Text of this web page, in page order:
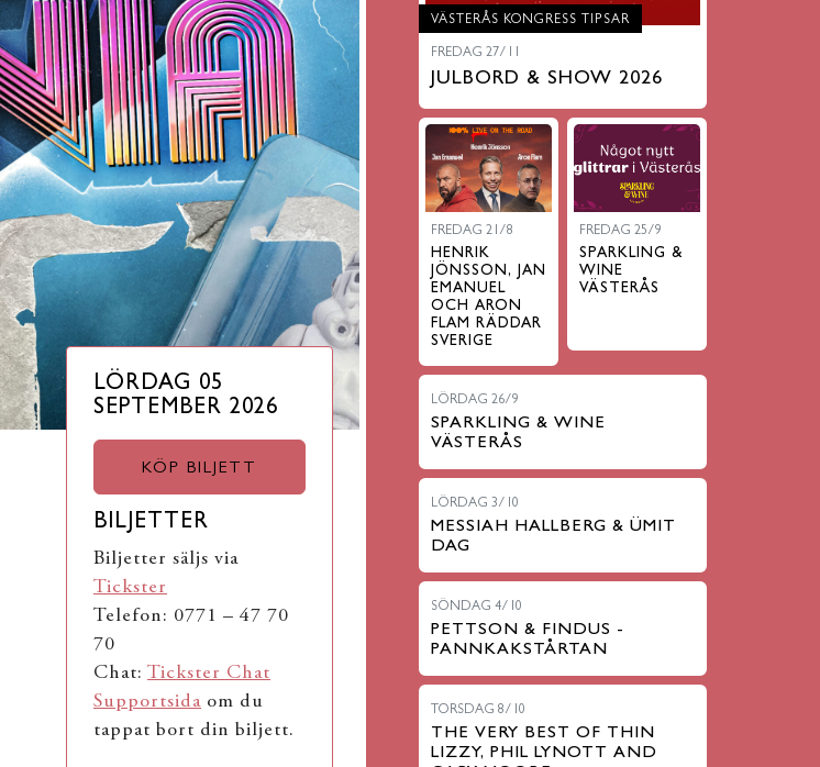
LÖRDAG 05
SEPTEMBER 2026
KÖP BILJETT
BILJETTER
Biljetter säljs via
Tickster
Telefon: 0771 – 47 70
70
Chat: Tickster Chat
Supportsida om du
tappat bort din biljett.
VÄSTERÅS KONGRESS TIPSAR
FREDAG 27/11
JULBORD & SHOW 2026
FREDAG 21/8
HENRIK
JÖNSSON, JAN
EMANUEL
OCH ARON
FLAM RÄDDAR
SVERIGE
FREDAG 25/9
SPARKLING &
WINE
VÄSTERÅS
LÖRDAG 26/9
SPARKLING & WINE
VÄSTERÅS
LÖRDAG 3/10
MESSIAH HALLBERG & ÜMIT
DAG
SÖNDAG 4/10
PETTSON & FINDUS -
PANNKAKSTÅRTAN
TORSDAG 8/10
THE VERY BEST OF THIN
LIZZY, PHIL LYNOTT AND